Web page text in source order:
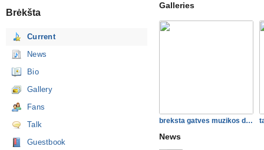
Brėkšta
Current
News
Bio
Gallery
Fans
Talk
Guestbook
Galleries
breksta gatves muzikos dien…
News